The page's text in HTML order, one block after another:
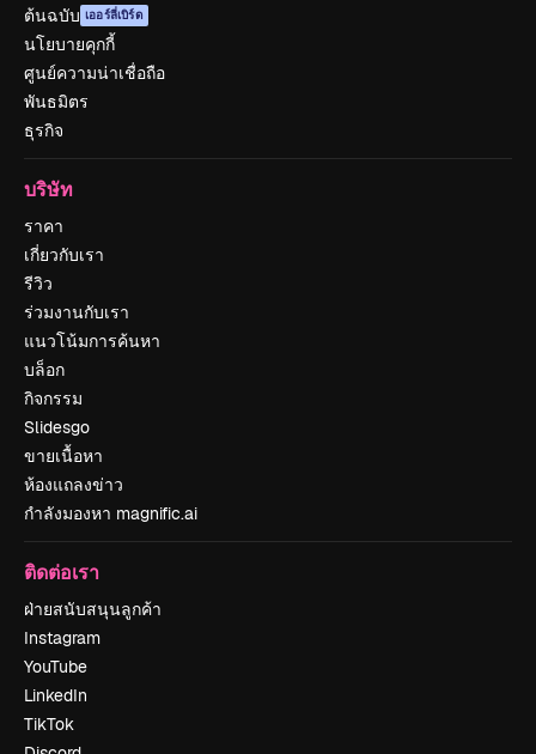
ต้นฉบับ เออร์ลี่เบิร์ด
นโยบายคุกกี้
ศูนย์ความน่าเชื่อถือ
พันธมิตร
ธุรกิจ
บริษัท
ราคา
เกี่ยวกับเรา
รีวิว
ร่วมงานกับเรา
แนวโน้มการค้นหา
บล็อก
กิจกรรม
Slidesgo
ขายเนื้อหา
ห้องแถลงข่าว
กำลังมองหา magnific.ai
ติดต่อเรา
ฝ่ายสนับสนุนลูกค้า
Instagram
YouTube
LinkedIn
TikTok